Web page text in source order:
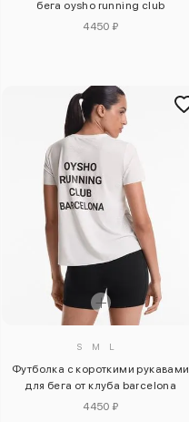
бега oysho running club
4450 ₽
S M L
Футболка с короткими рукавами
для бега от клуба barcelona
4450 ₽